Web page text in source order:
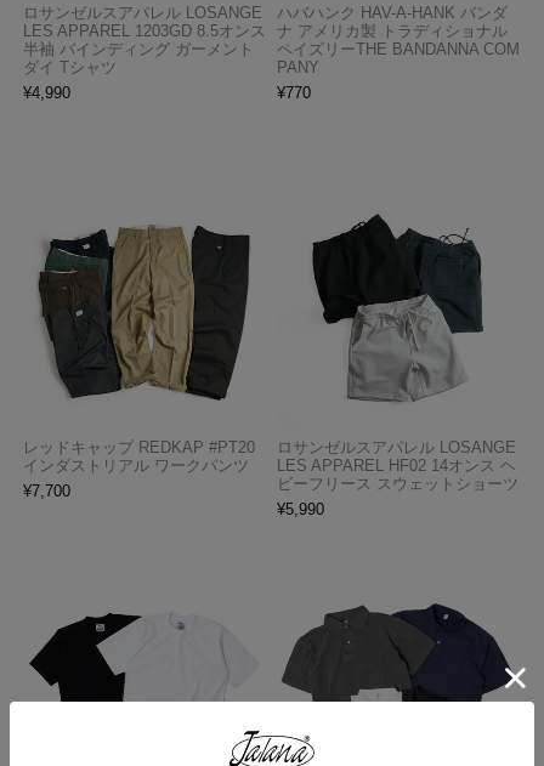
ロサンゼルスアパレル LOSANGE
LES APPAREL 1203GD 8.5オンス
半袖 バインディング ガーメント
ダイ Tシャツ
¥4,990
ハバハンク HAV-A-HANK バンダ
ナ アメリカ製 トラディショナル
ペイズリーTHE BANDANNA COM
PANY
¥770
レッドキャップ REDKAP #PT20
インダストリアル ワークパンツ
¥7,700
ロサンゼルスアパレル LOSANGE
LES APPAREL HF02 14オンス ヘ
ビーフリース スウェットショーツ
¥5,990